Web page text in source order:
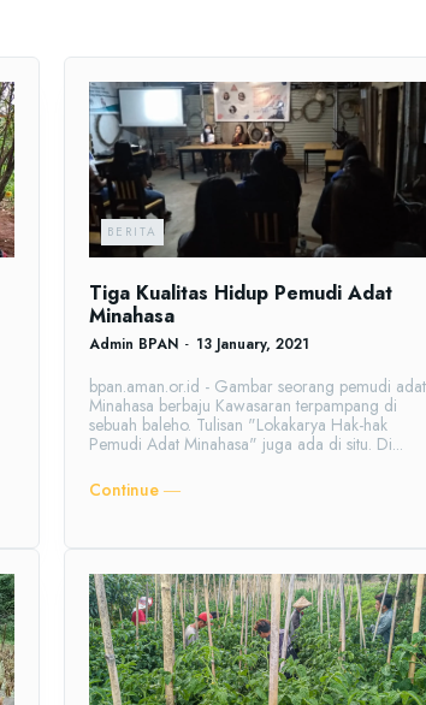
BERITA
Tiga Kualitas Hidup Pemudi Adat
Minahasa
Admin BPAN - 13 January, 2021
bpan.aman.or.id - Gambar seorang pemudi adat
Minahasa berbaju Kawasaran terpampang di
sebuah baleho. Tulisan "Lokakarya Hak-hak
Pemudi Adat Minahasa" juga ada di situ. Di...
Continue ―